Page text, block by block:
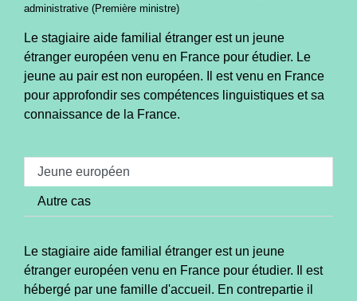
administrative (Première ministre)
Le stagiaire aide familial étranger est un jeune
étranger européen venu en France pour étudier. Le
jeune au pair est non européen. Il est venu en France
pour approfondir ses compétences linguistiques et sa
connaissance de la France.
Jeune européen
Autre cas
Le stagiaire aide familial étranger est un jeune
étranger européen venu en France pour étudier. Il est
hébergé par une famille d'accueil. En contrepartie il